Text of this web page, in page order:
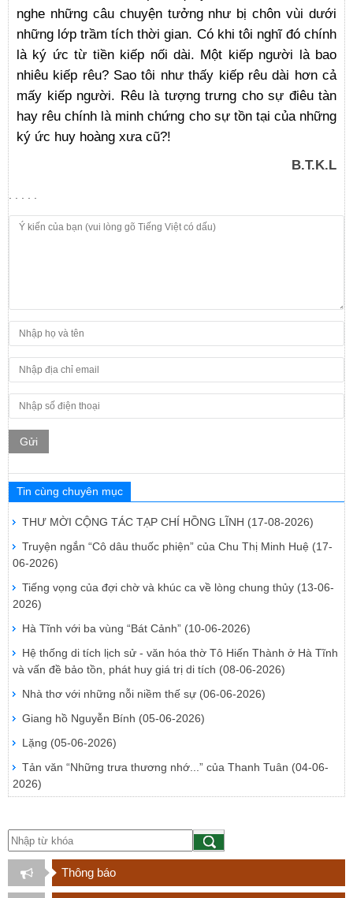
nghe những câu chuyện tưởng như bị chôn vùi dưới
những lớp trầm tích thời gian. Có khi tôi nghĩ đó chính
là ký ức từ tiền kiếp nối dài. Một kiếp người là bao
nhiêu kiếp rêu? Sao tôi như thấy kiếp rêu dài hơn cả
mấy kiếp người. Rêu là tượng trưng cho sự điêu tàn
hay rêu chính là minh chứng cho sự tồn tại của những
ký ức huy hoàng xưa cũ?!
B.T.K.L
. . . . .
Gửi
Tin cùng chuyên mục
THƯ MỜI CỘNG TÁC TẠP CHÍ HỒNG LĨNH (17-08-2026)
Truyện ngắn “Cô dâu thuốc phiện” của Chu Thị Minh Huệ (17-
06-2026)
Tiếng vọng của đợi chờ và khúc ca về lòng chung thủy (13-06-
2026)
Hà Tĩnh với ba vùng “Bát Cảnh” (10-06-2026)
Hệ thống di tích lịch sử - văn hóa thờ Tô Hiến Thành ở Hà Tĩnh
và vấn đề bảo tồn, phát huy giá trị di tích (08-06-2026)
Nhà thơ với những nỗi niềm thế sự (06-06-2026)
Giang hồ Nguyễn Bính (05-06-2026)
Lặng (05-06-2026)
Tản văn “Những trưa thương nhớ...” của Thanh Tuân (04-06-
2026)
Thông báo